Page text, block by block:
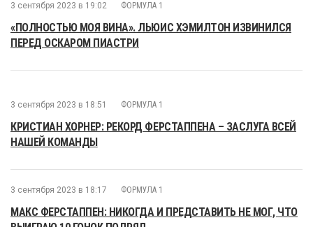
3 сентября 2023 в 19:02 ФОРМУЛА 1
«ПОЛНОСТЬЮ МОЯ ВИНА». ЛЬЮИС ХЭМИЛТОН ИЗВИНИЛСЯ
ПЕРЕД ОСКАРОМ ПИАСТРИ
3 сентября 2023 в 18:51 ФОРМУЛА 1
КРИСТИАН ХОРНЕР: РЕКОРД ФЕРСТАППЕНА – ЗАСЛУГА ВСЕЙ
НАШЕЙ КОМАНДЫ
3 сентября 2023 в 18:17 ФОРМУЛА 1
МАКС ФЕРСТАППЕН: НИКОГДА И ПРЕДСТАВИТЬ НЕ МОГ, ЧТО